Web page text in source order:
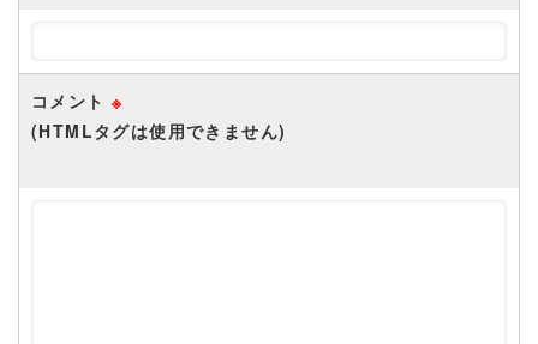
コメント ※
(HTMLタグは使用できません)